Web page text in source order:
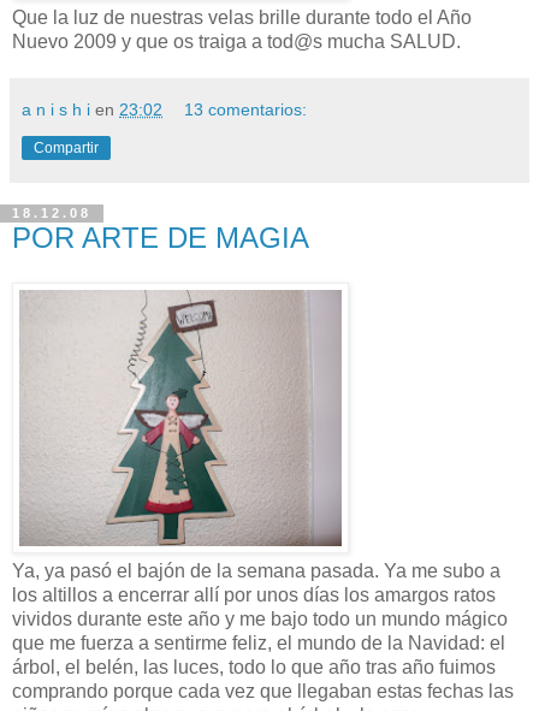
Que la luz de nuestras velas brille durante todo el Año
Nuevo 2009 y que os traiga a tod@s mucha SALUD.
a n i s h i en 23:02 13 comentarios:
Compartir
18.12.08
POR ARTE DE MAGIA
Ya, ya pasó el bajón de la semana pasada. Ya me subo a
los altillos a encerrar allí por unos días los amargos ratos
vividos durante este año y me bajo todo un mundo mágico
que me fuerza a sentirme feliz, el mundo de la Navidad: el
árbol, el belén, las luces, todo lo que año tras año fuimos
comprando porque cada vez que llegaban estas fechas las